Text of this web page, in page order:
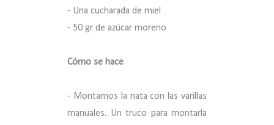
- Una cucharada de miel
- 50 gr de azúcar moreno
Cómo se hace
- Montamos la nata con las varillas
manuales. Un truco para montarla